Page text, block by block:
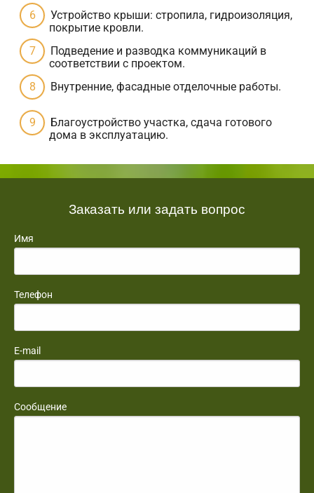
Устройство крыши: стропила, гидроизоляция,
покрытие кровли.
Подведение и разводка коммуникаций в
соответствии с проектом.
Внутренние, фасадные отделочные работы.
Благоустройство участка, сдача готового
дома в эксплуатацию.
Заказать или задать вопрос
Имя
Телефон
E-mail
Сообщение